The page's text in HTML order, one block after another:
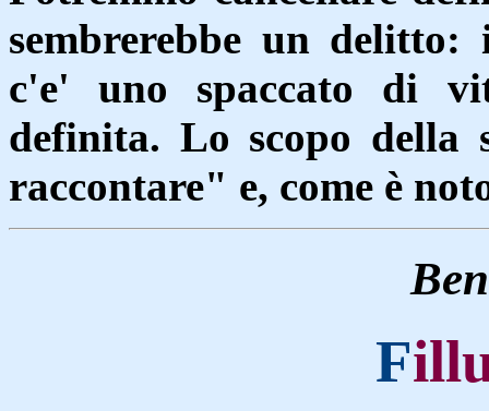
sembrerebbe un
c'e' uno spaccato di
definita. Lo scopo della
raccontare" e, come è
F